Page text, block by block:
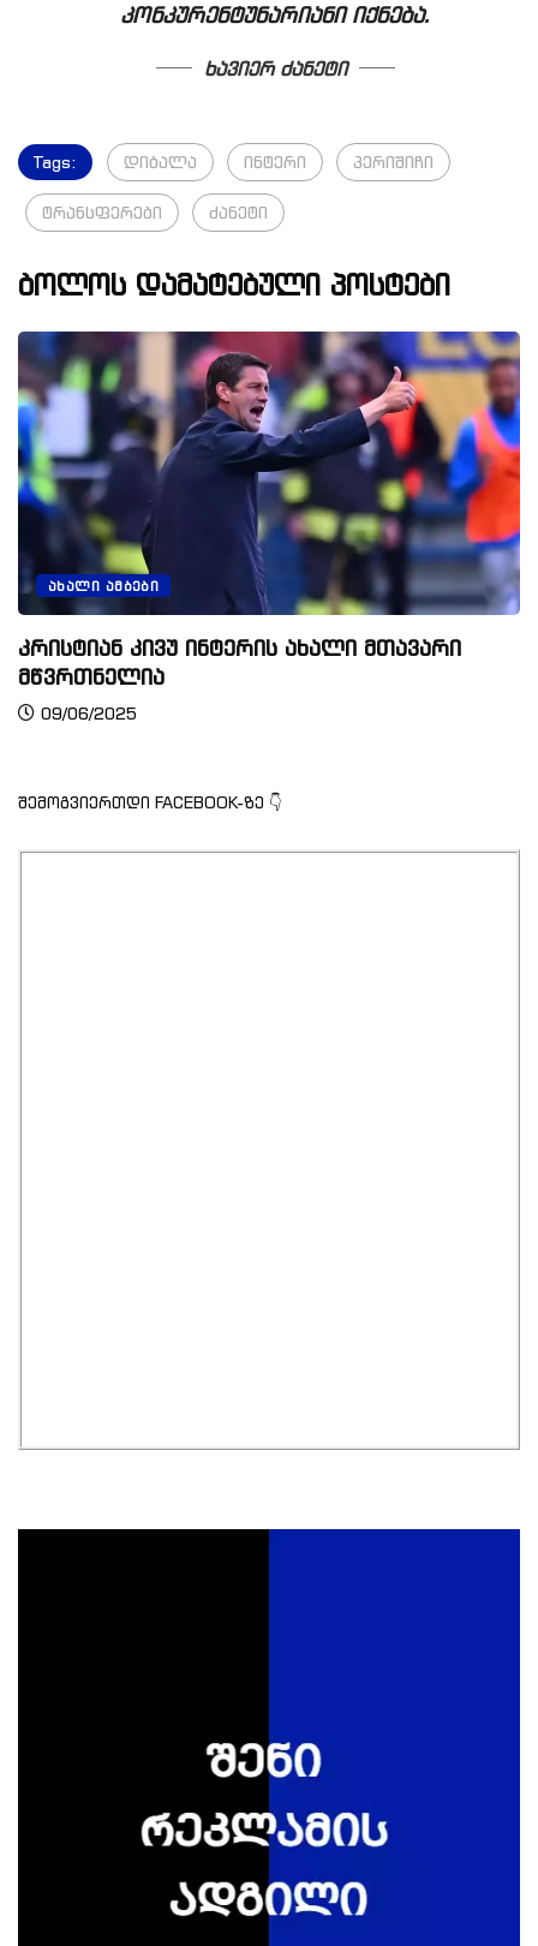
კონკურენტუნარიანი იქნება.
ხავიერ ძანეტი
Tags: დიბალა ინტერი პერიშიჩი
ტრანსფერები ძანეტი
ბოლოს დამატებული პოსტები
ᲐᲮᲐᲚᲘ ᲐᲛᲑᲔᲑᲘ
კრისტიან კივუ ინტერის ახალი მთავარი
მწვრთნელია
09/06/2025
შემოგვიერთდი FACEBOOK-ზე 👇